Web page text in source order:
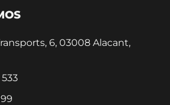
6, 03008 Alacant,